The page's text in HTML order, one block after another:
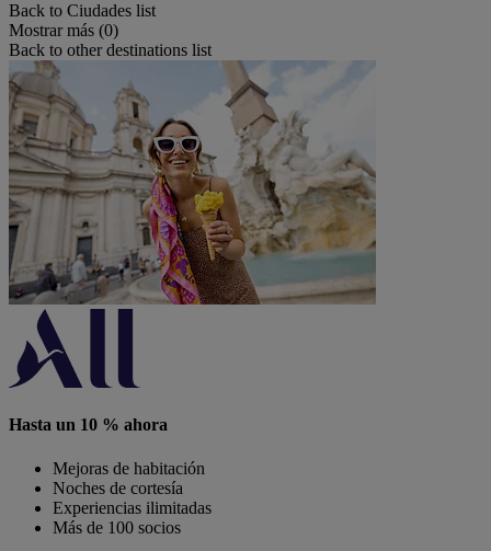
Back to Ciudades list
Mostrar más (0)
Back to other destinations list
Hasta un 10 % ahora
Mejoras de habitación
Noches de cortesía
Experiencias ilimitadas
Más de 100 socios